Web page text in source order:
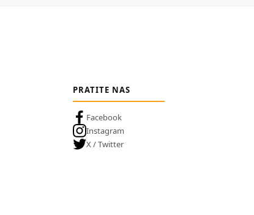
PRATITE NAS
Facebook
Instagram
X / Twitter